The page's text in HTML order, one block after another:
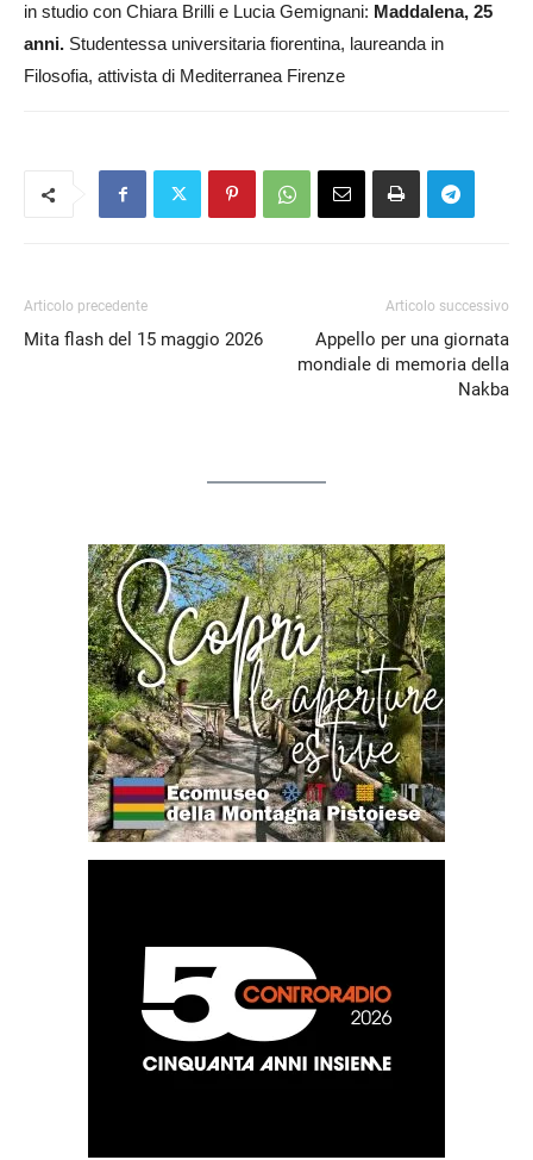
in studio con Chiara Brilli e Lucia Gemignani: Maddalena, 25
anni. Studentessa universitaria fiorentina, laureanda in
Filosofia, attivista di Mediterranea Firenze
Articolo precedente
Mita flash del 15 maggio 2026
Articolo successivo
Appello per una giornata
mondiale di memoria della
Nakba